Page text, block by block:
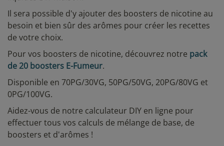
Il sera possible d'y ajouter des boosters de nicotine au
besoin et bien sûr des arômes pour créer les recettes
de votre choix.
Pour vos boosters de nicotine, découvrez notre pack
de 20 boosters E-Fumeur.
Disponible en 70PG/30VG, 50PG/50VG, 20PG/80VG et
0PG/100VG.
Aidez-vous de notre calculateur DIY en ligne pour
effectuer tous vos calculs de mélange de base, de
boosters et d'arômes !